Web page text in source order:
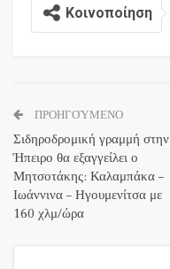
Κοινοποίηση
ΠΡΟΗΓΟΎΜΕΝΟ
Σιδηροδρομική γραμμή στην
Ήπειρο θα εξαγγείλει ο
Μητσοτάκης: Καλαμπάκα –
Ιωάννινα – Ηγουμενίτσα με
160 χλμ/ώρα